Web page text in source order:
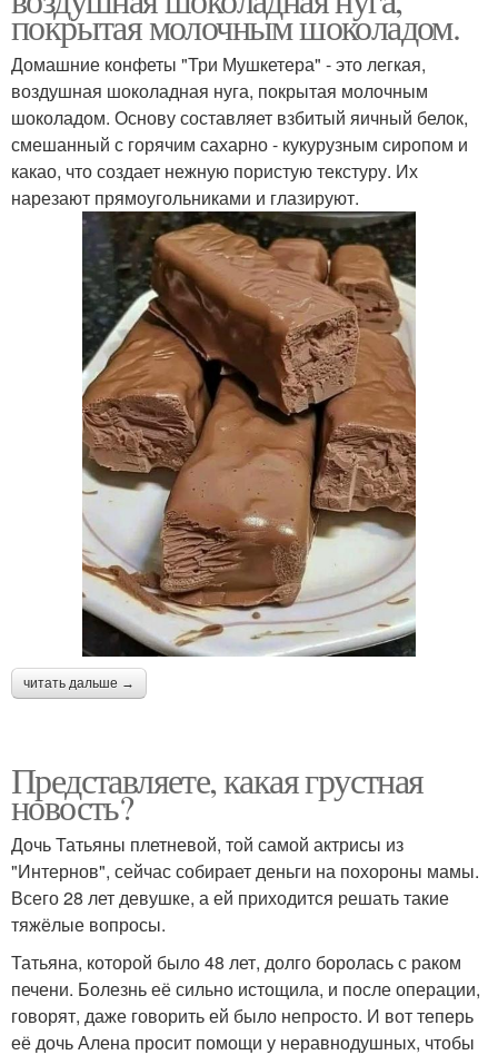
покрытая молочным шоколадом.
Домашние конфеты "Три Мушкетера" - это легкая,
воздушная шоколадная нуга, покрытая молочным
шоколадом. Основу составляет взбитый яичный белок,
смешанный с горячим сахарно - кукурузным сиропом и
какао, что создает нежную пористую текстуру. Их
нарезают прямоугольниками и глазируют.
читать дальше →
Представляете, какая грустная
новость?
Дочь Татьяны плетневой, той самой актрисы из
"Интернов", сейчас собирает деньги на похороны мамы.
Всего 28 лет девушке, а ей приходится решать такие
тяжёлые вопросы.
Татьяна, которой было 48 лет, долго боролась с раком
печени. Болезнь её сильно истощила, и после операции,
говорят, даже говорить ей было непросто. И вот теперь
её дочь Алена просит помощи у неравнодушных, чтобы